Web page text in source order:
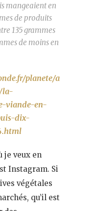
mangeaient en
de produits
135 grammes
de moins en
planete/a
la-
viande-en-
dix-
je veux en
Instagram. Si
végétales
qu’il est